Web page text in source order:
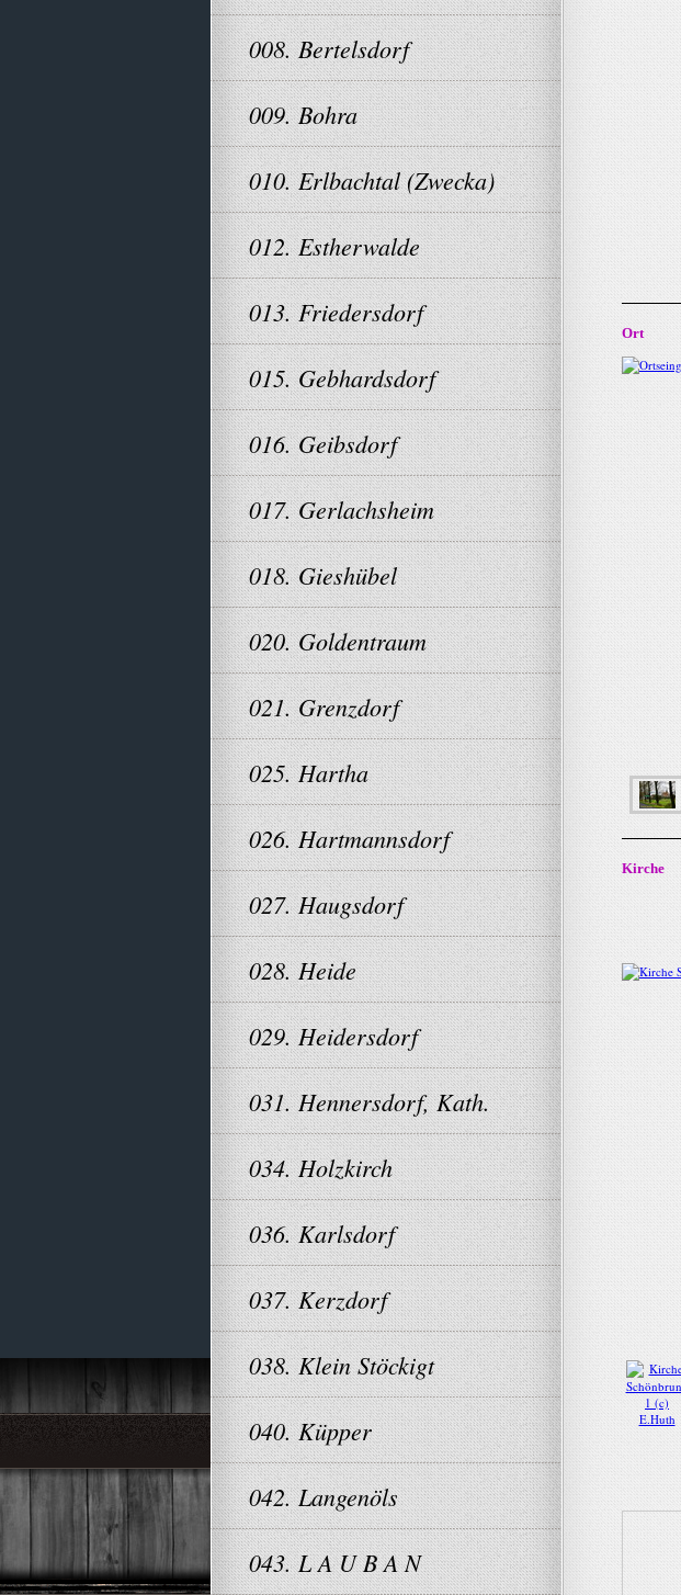
008. Bertelsdorf
009. Bohra
010. Erlbachtal (Zwecka)
012. Estherwalde
013. Friedersdorf
015. Gebhardsdorf
016. Geibsdorf
017. Gerlachsheim
018. Gieshübel
020. Goldentraum
021. Grenzdorf
025. Hartha
026. Hartmannsdorf
027. Haugsdorf
028. Heide
029. Heidersdorf
031. Hennersdorf, Kath.
034. Holzkirch
036. Karlsdorf
037. Kerzdorf
038. Klein Stöckigt
040. Küpper
042. Langenöls
043. L A U B A N
Ort
Kirche